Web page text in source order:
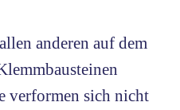
anderen auf dem
verformen sich nicht